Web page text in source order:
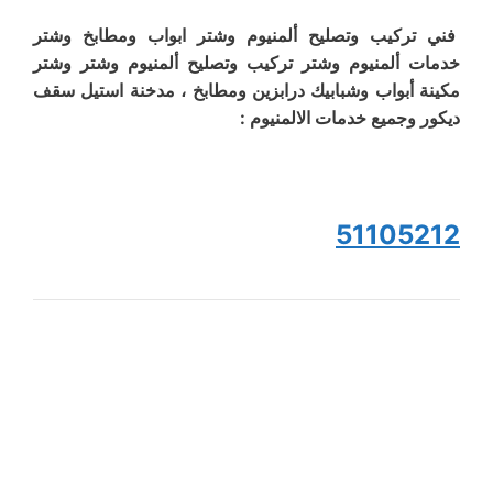
فني تركيب وتصليح ألمنيوم وشتر ابواب ومطابخ وشتر
خدمات ألمنيوم وشتر تركيب وتصليح ألمنيوم وشتر وشتر
مكينة أبواب وشبابيك درابزين ومطابخ ، مدخنة استيل سقف
ديكور وجميع خدمات الالمنيوم :
51105212